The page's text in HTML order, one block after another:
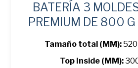
BATERÍA 3
PREMIUM DE 800 G
Tamaño total (MM):
Top Inside (MM):